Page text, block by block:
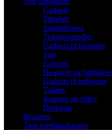
Gadgets
Tilbehør
Smartphones
Transportmidler
Gadgets til hjemmet
Spil
Laptops
Headsets og højttalere
Gadgets til køkkenet
Tablets
Kamera og video
Desktops
Business
Tjek bredbåndspriser